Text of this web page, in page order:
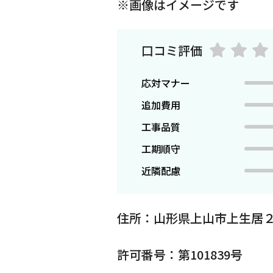
※画像はイメージです
口コミ評価
応対マナー
追加費用
工事品質
工期順守
近隣配慮
住所：山形県上山市上生居
許可番号：第101839号